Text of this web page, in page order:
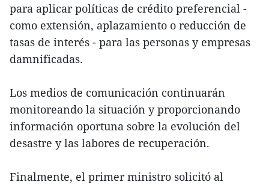
para aplicar políticas de crédito preferencial -
como extensión, aplazamiento o reducción de
tasas de interés - para las personas y empresas
damnificadas.
Los medios de comunicación continuarán
monitoreando la situación y proporcionando
información oportuna sobre la evolución del
desastre y las labores de recuperación.
Finalmente, el primer ministro solicitó al